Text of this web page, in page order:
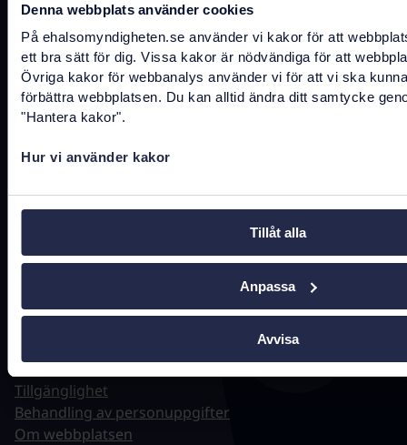
Denna webbplats använder cookies
På ehalsomyndigheten.se använder vi kakor för att
ett bra sätt för dig. Vissa kakor är nödvändiga för att
Övriga kakor för webbanalys använder vi för att vi ska
förbättra webbplatsen. Du kan alltid ändra ditt samtycke
"Hantera kakor".
Hur vi använder kakor
Tillåt alla
Anpassa
Avvisa
Kontakta oss
registrator@ehalsomyndigheten.se
Tel.0771-766 200(kundtjänst)
Tel.010-106 07 98(presstjänst)
Hitta snabbt
Jobba hos oss
Tillgänglighet
Behandling av personuppgifter
Om webbplatsen